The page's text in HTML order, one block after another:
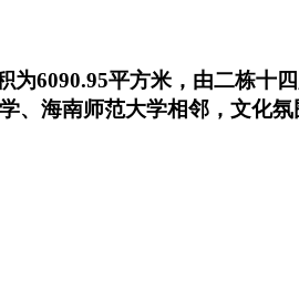
6090.95平方米，由二栋十
海南师范大学相邻，文化氛